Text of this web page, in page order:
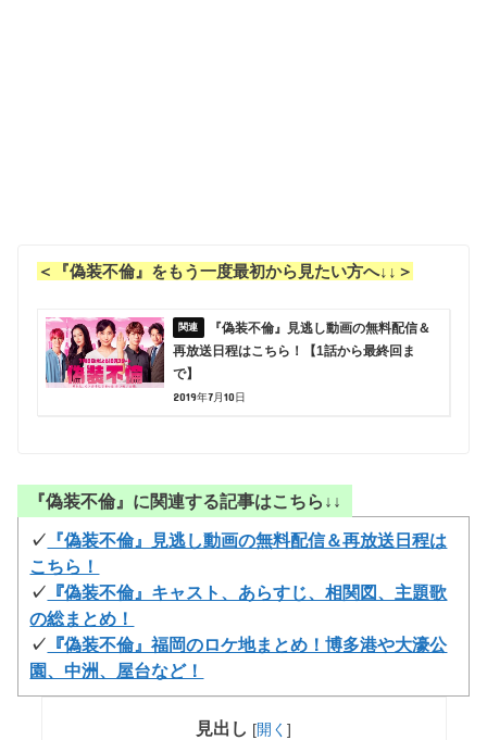
＜『偽装不倫』をもう一度最初から見たい方へ↓↓＞
『偽装不倫』見逃し動画の無料配信＆
再放送日程はこちら！【1話から最終回ま
で】
2019年7月10日
『偽装不倫』に関連する記事はこちら↓↓
✓ 『偽装不倫』見逃し動画の無料配信＆再放送日程は
こちら！
✓ 『偽装不倫』キャスト、あらすじ、相関図、主題歌
の総まとめ！
✓ 『偽装不倫』福岡のロケ地まとめ！博多港や大濠公
園、中洲、屋台など！
見出し [開く ]